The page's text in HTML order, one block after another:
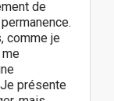
de
comme je
me
présente